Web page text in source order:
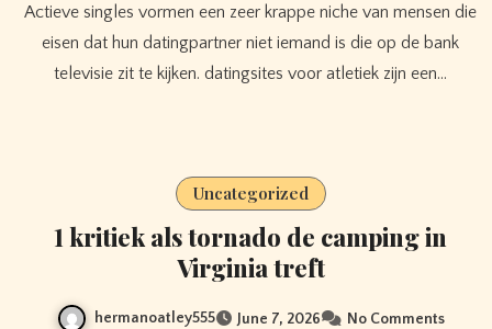
Actieve singles vormen een zeer krappe niche van mensen die
eisen dat hun datingpartner niet iemand is die op de bank
televisie zit te kijken. datingsites voor atletiek zijn een…
Uncategorized
1 kritiek als tornado de camping in
Virginia treft
hermanoatley555 June 7, 2026 No Comments